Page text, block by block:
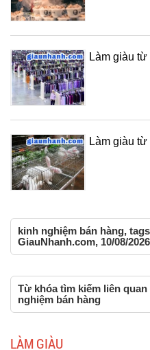
Làm giàu
Làm giàu
kinh nghiệm bán hàng,
GiauNhanh.com, 10/08/
Từ khóa tìm kiếm liên
nghiệm bán hàng
LÀM GIÀU